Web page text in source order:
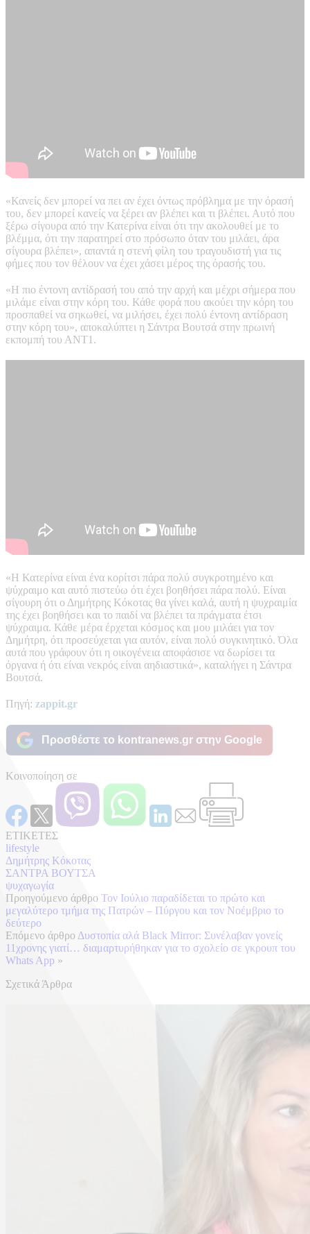
«Κανείς δεν μπορεί να πει αν έχει όντως πρόβλημα με την όρασή
του, δεν μπορεί κανείς να ξέρει αν βλέπει και τι βλέπει. Αυτό που
ξέρω σίγουρα από την Κατερίνα είναι ότι την ακολουθεί με το
βλέμμα, ότι την παρατηρεί στο πρόσωπο όταν του μιλάει, άρα
σίγουρα βλέπει», απαντά η στενή φίλη του τραγουδιστή για τις
φήμες που τον θέλουν να έχει χάσει μέρος της όρασής του.
«Η πιο έντονη αντίδρασή του από την αρχή και μέχρι σήμερα που
μιλάμε είναι στην κόρη του. Κάθε φορά που ακούει την κόρη του
προσπαθεί να σηκωθεί, να μιλήσει, έχει πολύ έντονη αντίδραση
στην κόρη του», αποκαλύπτει η Σάντρα Βουτσά στην πρωινή
εκπομπή του ΑΝΤ1.
«Η Κατερίνα είναι ένα κορίτσι πάρα πολύ συγκροτημένο και
ψύχραιμο και αυτό πιστεύω ότι έχει βοηθήσει πάρα πολύ. Είναι
σίγουρη ότι ο Δημήτρης Κόκοτας θα γίνει καλά, αυτή η ψυχραιμία
της έχει βοηθήσει και το παιδί να βλέπει τα πράγματα έτσι
ψύχραιμα. Κάθε μέρα έρχεται κόσμος και μου μιλάει για τον
Δημήτρη, ότι προσεύχεται για αυτόν, είναι πολύ συγκινητικό. Όλα
αυτά που γράφουν ότι η οικογένεια αποφάσισε να δωρίσει τα
όργανα ή ότι είναι νεκρός είναι αηδιαστικά», καταλήγει η Σάντρα
Βουτσά.
Πηγή: zappit.gr
Προσθέστε το kontranews.gr στην Google
Κοινοποίηση σε
ΕΤΙΚΕΤΕΣ
lifestyle
Δημήτρης Κόκοτας
ΣΑΝΤΡΑ ΒΟΥΤΣΑ
ψυχαγωγία
Προηγούμενο άρθρο Τον Ιούλιο παραδίδεται το πρώτο και
μεγαλύτερο τμήμα της Πατρών – Πύργου και τον Νοέμβριο το
δεύτερο
Επόμενο άρθρο Δυστοπία αλά Black Mirror: Συνέλαβαν γονείς
11χρονης γιατί… διαμαρτυρήθηκαν για το σχολείο σε γκρουπ του
Whats App »
Σχετικά Άρθρα